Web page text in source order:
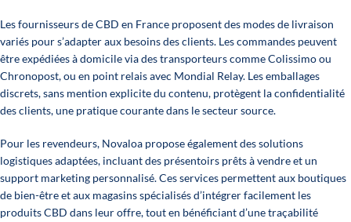
Les fournisseurs de CBD en France proposent des modes de livraison
variés pour s’adapter aux besoins des clients. Les commandes peuvent
être expédiées à domicile via des transporteurs comme Colissimo ou
Chronopost, ou en point relais avec Mondial Relay. Les emballages
discrets, sans mention explicite du contenu, protègent la confidentialité
des clients, une pratique courante dans le secteursource.
Pour les revendeurs, Novaloa propose également des solutions
logistiques adaptées, incluant des présentoirs prêts à vendre et un
support marketing personnalisé. Ces services permettent aux boutiques
de bien-être et aux magasins spécialisés d’intégrer facilement les
produits CBD dans leur offre, tout en bénéficiant d’une traçabilité